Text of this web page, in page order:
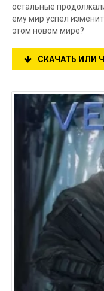
остальные
ему мир успел
этом новом мире?
СКАЧАТЬ ИЛИ